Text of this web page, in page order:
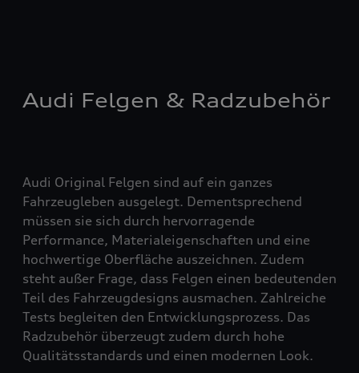
Audi Felgen & Radzubehör
Audi Original Felgen sind auf ein ganzes
Fahrzeugleben ausgelegt. Dementsprechend
müssen sie sich durch hervorragende
Performance, Materialeigenschaften und eine
hochwertige Oberfläche auszeichnen. Zudem
steht außer Frage, dass Felgen einen bedeutenden
Teil des Fahrzeugdesigns ausmachen. Zahlreiche
Tests begleiten den Entwicklungsprozess. Das
Radzubehör überzeugt zudem durch hohe
Qualitätsstandards und einen modernen Look.